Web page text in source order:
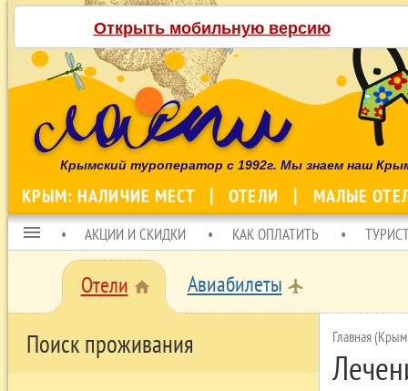
Открыть мобильную версию
Крымский туроператор с 1992г. Мы знаем наш
КРЫМ: НАЛИЧИЕ МЕСТ ОТЕЛИ МАЛЫЕ
menu АКЦИИ И СКИДКИ КАК ОПЛАТИТЬ
Отели home Авиабилеты local_airport
Поиск проживания Главная